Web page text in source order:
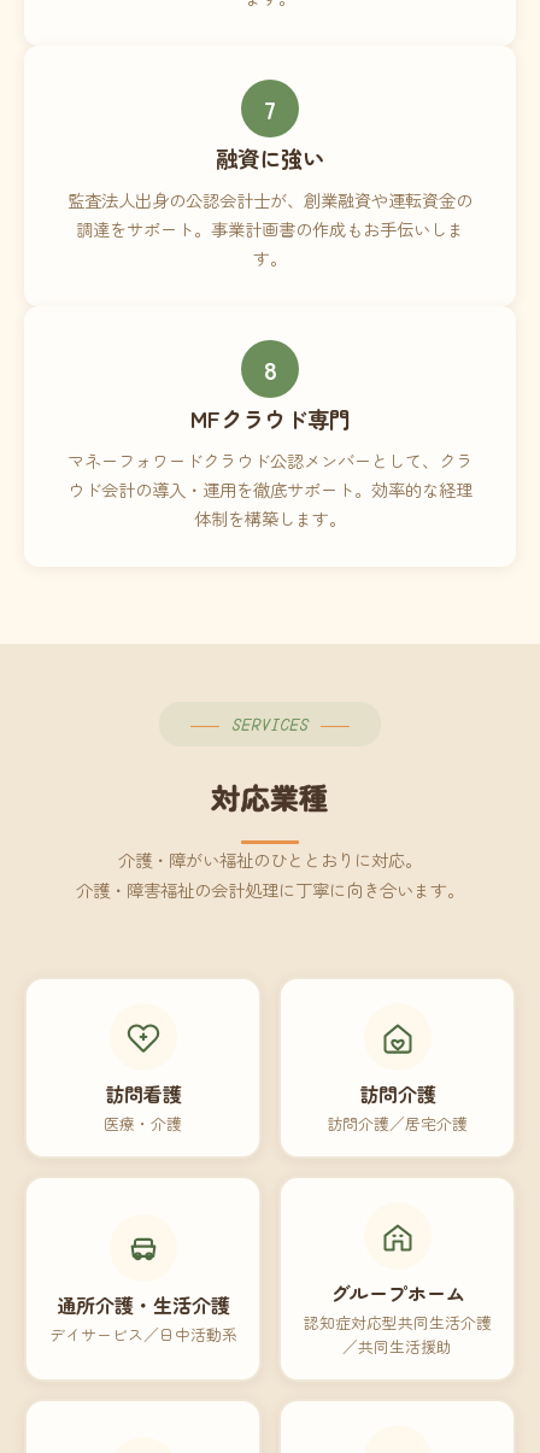
7
融資に強い
監査法人出身の公認会計士が、創業融資や運転資金の
調達をサポート。事業計画書の作成もお手伝いしま
す。
8
MFクラウド専門
マネーフォワードクラウド公認メンバーとして、クラ
ウド会計の導入・運用を徹底サポート。効率的な経理
体制を構築します。
SERVICES
対応業種
介護・障がい福祉のひととおりに対応。
介護・障害福祉の会計処理に丁寧に向き合います。
訪問看護
医療・介護
訪問介護
訪問介護／居宅介護
通所介護・生活介護
デイサービス／日中活動系
グループホーム
認知症対応型共同生活介護
／共同生活援助